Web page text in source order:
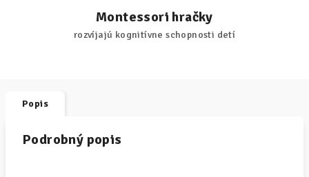
Montessori hračky
rozvíjajú kognitívne schopnosti detí
Popis
Podrobný popis